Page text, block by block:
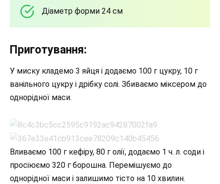
Діаметр форми 24 см
Приготування:
У миску кладемо 3 яйця і додаємо 100 г цукру, 10 г
ванільного цукру і дрібку солі. Збиваємо міксером до
однорідної маси.
Вливаємо 100 г кефіру, 80 г олії, додаємо 1 ч. л. соди і
просіюємо 320 г борошна. Перемішуємо до
однорідної маси і залишимо тісто на 10 хвилин.